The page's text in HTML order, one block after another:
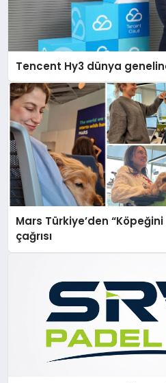
Tencent Hy3 dünya
Mars Türkiye’den
çağrısı